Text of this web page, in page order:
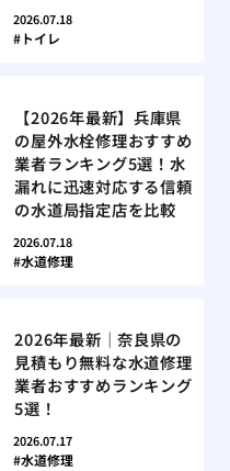
2026.07.18
トイレ
【2026年最新】兵庫県
の屋外水栓修理おすすめ
業者ランキング5選！水
漏れに迅速対応する信頼
の水道局指定店を比較
2026.07.18
水道修理
2026年最新｜奈良県の
見積もり無料な水道修理
業者おすすめランキング
5選！
2026.07.17
水道修理